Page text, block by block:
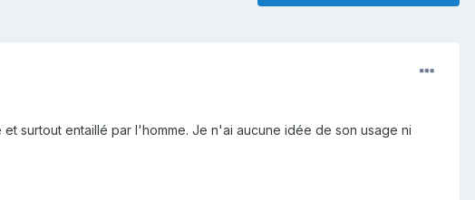
surtout entaillé par l'homme. Je n'ai aucune idée de son usage ni